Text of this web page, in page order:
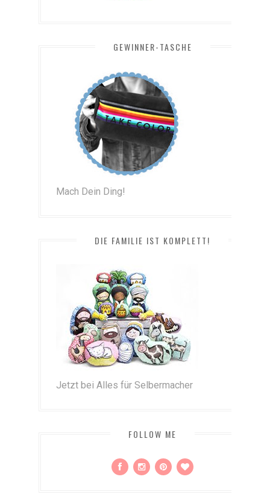
GEWINNER-TASCHE
Mach Dein Ding!
DIE FAMILIE IST KOMPLETT!
Jetzt bei Alles für Selbermacher
FOLLOW ME